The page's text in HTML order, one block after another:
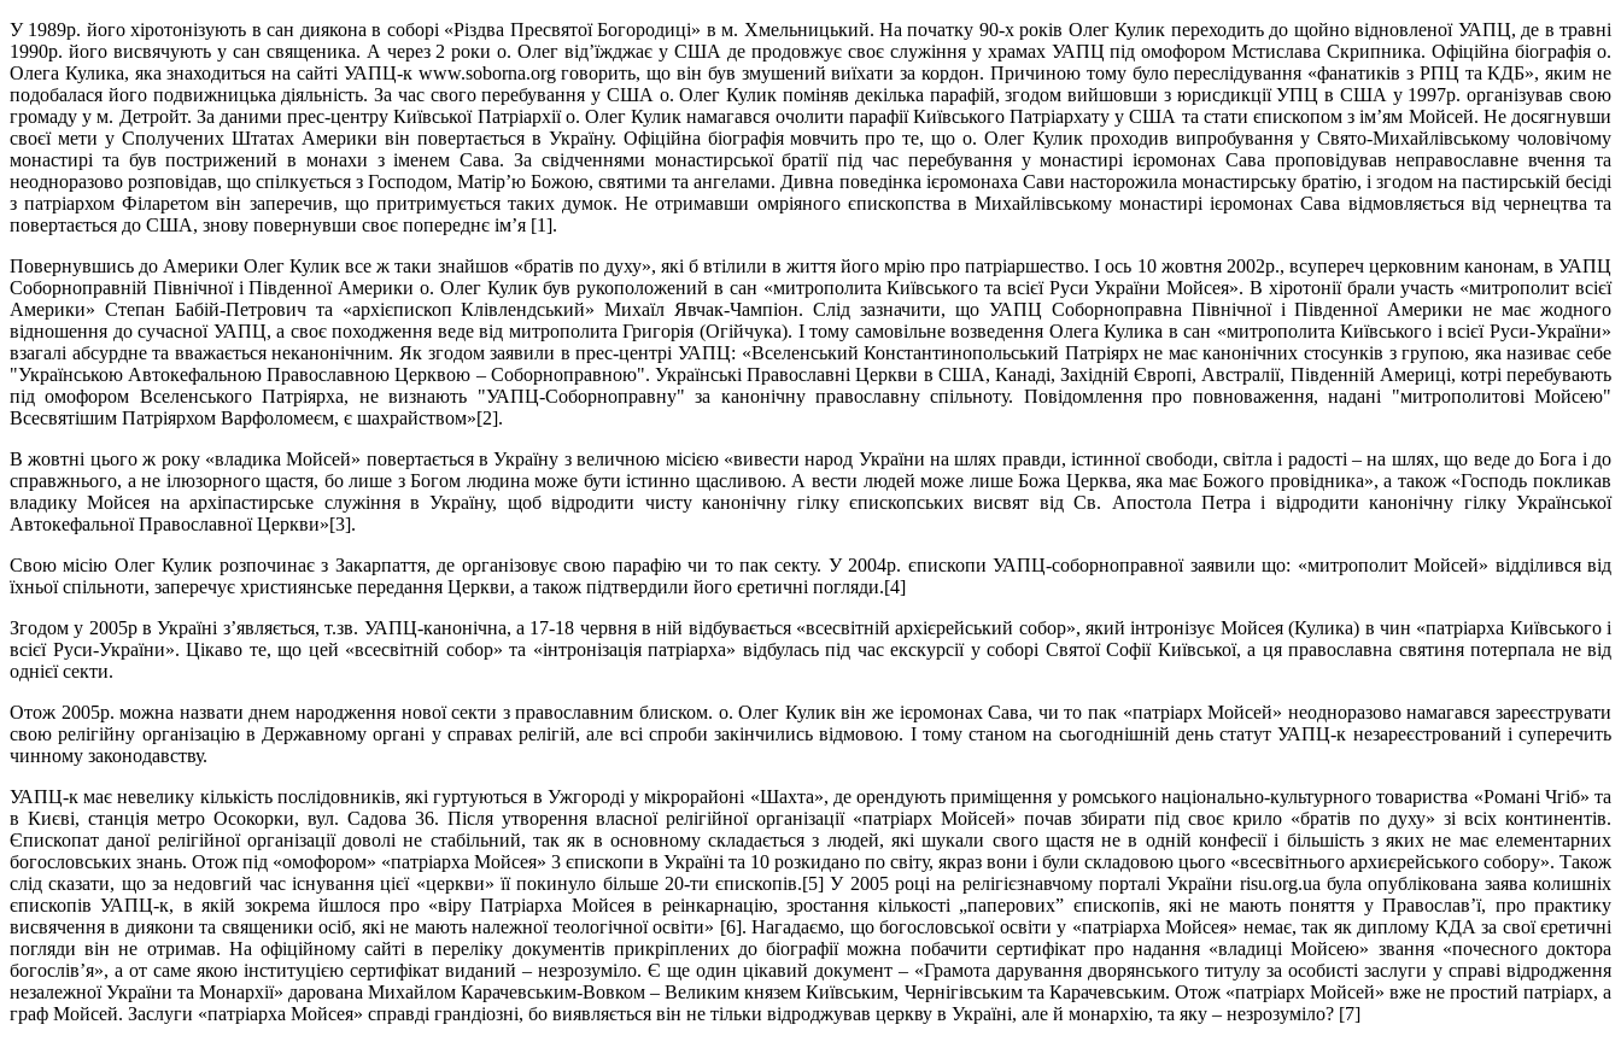
У 1989р. його хіротонізують в сан диякона в соборі «Різдва Пресвятої Богородиці» в м. Хмельницький. На початку 90-х років Олег Кулик переходить до щойно відновленої УАПЦ, де в травні
1990р. його висвячують у сан священика. А через 2 роки о. Олег від’їжджає у США де продовжує своє служіння у храмах УАПЦ під омофором Мстислава Скрипника. Офіційна біографія о.
Олега Кулика, яка знаходиться на сайті УАПЦ-к www.soborna.org говорить, що він був змушений виїхати за кордон. Причиною тому було переслідування «фанатиків з РПЦ та КДБ», яким не
подобалася його подвижницька діяльність. За час свого перебування у США о. Олег Кулик поміняв декілька парафій, згодом вийшовши з юрисдикції УПЦ в США у 1997р. організував свою
громаду у м. Детройт. За даними прес-центру Київської Патріархії о. Олег Кулик намагався очолити парафії Київського Патріархату у США та стати єпископом з ім’ям Мойсей. Не досягнувши
своєї мети у Сполучених Штатах Америки він повертається в Україну. Офіційна біографія мовчить про те, що о. Олег Кулик проходив випробування у Свято-Михайлівському чоловічому
монастирі та був пострижений в монахи з іменем Сава. За свідченнями монастирської братії під час перебування у монастирі ієромонах Сава проповідував неправославне вчення та
неодноразово розповідав, що спілкується з Господом, Матір’ю Божою, святими та ангелами. Дивна поведінка ієромонаха Сави насторожила монастирську братію, і згодом на пастирській бесіді
з патріархом Філаретом він заперечив, що притримується таких думок. Не отримавши омріяного єпископства в Михайлівському монастирі ієромонах Сава відмовляється від чернецтва та
повертається до США, знову повернувши своє попереднє ім’я [1].
Повернувшись до Америки Олег Кулик все ж таки знайшов «братів по духу», які б втілили в життя його мрію про патріаршество. І ось 10 жовтня 2002р., всупереч церковним канонам, в УАПЦ
Соборноправній Північної і Південної Америки о. Олег Кулик був рукоположений в сан «митрополита Київського та всієї Руси України Мойсея». В хіротонії брали участь «митрополит всієї
Америки» Степан Бабій-Петрович та «архієпископ Клівлендський» Михаїл Явчак-Чампіон. Слід зазначити, що УАПЦ Соборноправна Північної і Південної Америки не має жодного
відношення до сучасної УАПЦ, а своє походження веде від митрополита Григорія (Огійчука). І тому самовільне возведення Олега Кулика в сан «митрополита Київського і всієї Руси-України»
взагалі абсурдне та вважається неканонічним. Як згодом заявили в прес-центрі УАПЦ: «Вселенський Константинопольський Патріярх не має канонічних стосунків з групою, яка називає себе
"Українською Автокефальною Православною Церквою – Соборноправною". Українські Православні Церкви в США, Канаді, Західній Європі, Австралії, Південній Америці, котрі перебувають
під омофором Вселенського Патріярха, не визнають "УАПЦ-Соборноправну" за канонічну православну спільноту. Повідомлення про повноваження, надані "митрополитові Мойсею"
Всесвятішим Патріярхом Варфоломеєм, є шахрайством»[2].
В жовтні цього ж року «владика Мойсей» повертається в Україну з величною місією «вивести народ України на шлях правди, істинної свободи, світла і радості – на шлях, що веде до Бога і до
справжнього, а не ілюзорного щастя, бо лише з Богом людина може бути істинно щасливою. А вести людей може лише Божа Церква, яка має Божого провідника», а також «Господь покликав
владику Мойсея на архіпастирське служіння в Україну, щоб відродити чисту канонічну гілку єпископських висвят від Св. Апостола Петра і відродити канонічну гілку Української
Автокефальної Православної Церкви»[3].
Свою місію Олег Кулик розпочинає з Закарпаття, де організовує свою парафію чи то пак секту. У 2004р. єпископи УАПЦ-соборноправної заявили що: «митрополит Мойсей» відділився від
їхньої спільноти, заперечує християнське передання Церкви, а також підтвердили його єретичні погляди.[4]
Згодом у 2005р в Україні з’являється, т.зв. УАПЦ-канонічна, а 17-18 червня в ній відбувається «всесвітній архієрейський собор», який інтронізує Мойсея (Кулика) в чин «патріарха Київського і
всієї Руси-України». Цікаво те, що цей «всесвітній собор» та «інтронізація патріарха» відбулась під час екскурсії у соборі Святої Софії Київської, а ця православна святиня потерпала не від
однієї секти.
Отож 2005р. можна назвати днем народження нової секти з православним блиском. о. Олег Кулик він же ієромонах Сава, чи то пак «патріарх Мойсей» неодноразово намагався зареєструвати
свою релігійну організацію в Державному органі у справах релігій, але всі спроби закінчились відмовою. І тому станом на сьогоднішній день статут УАПЦ-к незареєстрований і суперечить
чинному законодавству.
УАПЦ-к має невелику кількість послідовників, які гуртуються в Ужгороді у мікрорайоні «Шахта», де орендують приміщення у ромського національно-культурного товариства «Романі Чгіб» та
в Києві, станція метро Осокорки, вул. Садова 36. Після утворення власної релігійної організації «патріарх Мойсей» почав збирати під своє крило «братів по духу» зі всіх континентів.
Єпископат даної релігійної організації доволі не стабільний, так як в основному складається з людей, які шукали свого щастя не в одній конфесії і більшість з яких не має елементарних
богословських знань. Отож під «омофором» «патріарха Мойсея» 3 єпископи в Україні та 10 розкидано по світу, якраз вони і були складовою цього «всесвітнього архиєрейського собору». Також
слід сказати, що за недовгий час існування цієї «церкви» її покинуло більше 20-ти єпископів.[5] У 2005 році на релігієзнавчому порталі України risu.org.ua була опублікована заява колишніх
єпископів УАПЦ-к, в якій зокрема йшлося про «віру Патріарха Мойсея в реінкарнацію, зростання кількості „паперових” єпископів, які не мають поняття у Православ’ї, про практику
висвячення в диякони та священики осіб, які не мають належної теологічної освіти» [6]. Нагадаємо, що богословської освіти у «патріарха Мойсея» немає, так як диплому КДА за свої єретичні
погляди він не отримав. На офіційному сайті в переліку документів прикріплених до біографії можна побачити сертифікат про надання «владиці Мойсею» звання «почесного доктора
богослів’я», а от саме якою інституцією сертифікат виданий – незрозуміло. Є ще один цікавий документ – «Грамота дарування дворянського титулу за особисті заслуги у справі відродження
незалежної України та Монархії» дарована Михайлом Карачевським-Вовком – Великим князем Київським, Чернігівським та Карачевським. Отож «патріарх Мойсей» вже не простий патріарх, а
граф Мойсей. Заслуги «патріарха Мойсея» справді грандіозні, бо виявляється він не тільки відроджував церкву в Україні, але й монархію, та яку – незрозуміло? [7]